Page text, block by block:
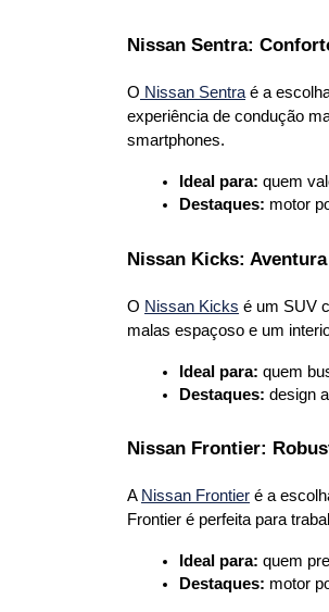
Nissan Sentra:
O Nissan Sentra é a
experiência de condução
smartphones.
Ideal para: quem
Destaques: motor
Nissan Kicks:
O Nissan Kicks é um SUV
malas espaçoso e um
Ideal para: quem
Destaques: design
Nissan Frontier:
A Nissan Frontier é a
Frontier é perfeita para
Ideal para: quem
Destaques: motor